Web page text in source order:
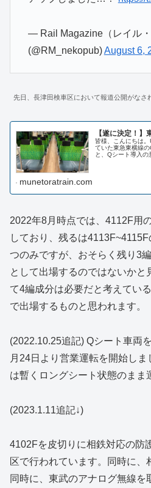
— Rail Magazine（レイル・
(@RM_nekopub)August 6,
先日、長津田検車区において報道公開がなさ
【遂に決定！】
皆様、こんにちは
ていた東急東横線
と、Qシート導入の
munetoratrain.com
2022年8月時点では、4112F用
しており、残るは
つのみですが、おそらく残り3
として出場するのではないかと
て4編成分は必要だと考えてい
で出場するものと思われます。
(2022.10.25追記) Qシート車両
月24日より営業運転を開始し
は暫くロングシート状態のまま
(2023.1.11追記↓)
4102Fを皮切りに相鉄対応の防
区で行われています。同時に、
同時に、東武のアナログ無線を